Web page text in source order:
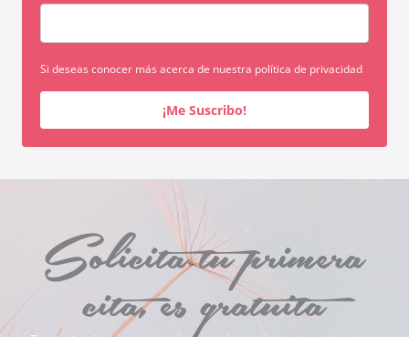
Si deseas conocer más acerca de nuestra política de privacidad
¡Me Suscribo!
Solicita tu primera
cita, es gratuita